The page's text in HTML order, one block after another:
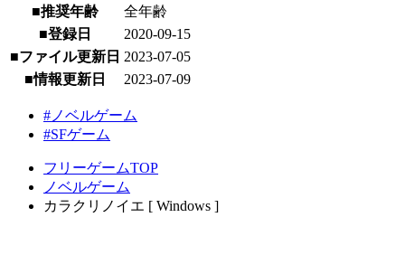
■推奨年齢
全年齢
■登録日
2020-09-15
■ファイル更新日 2023-07-05
■情報更新日
2023-07-09
#ノベルゲーム
#SFゲーム
フリーゲームTOP
ノベルゲーム
カラクリノイエ [ Windows ]